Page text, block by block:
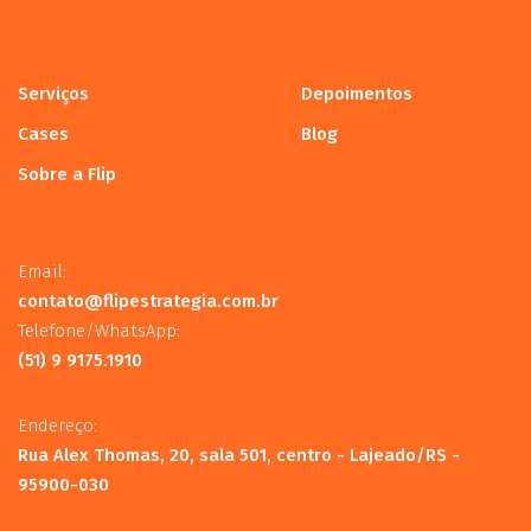
Serviços
Depoimentos
Cases
Blog
Sobre a Flip
Email:
contato@flipestrategia.com.br
Telefone/WhatsApp:
(51) 9 9175.1910
Endereço:
Rua Alex Thomas, 20, sala 501, centro - Lajeado/RS -
95900-030